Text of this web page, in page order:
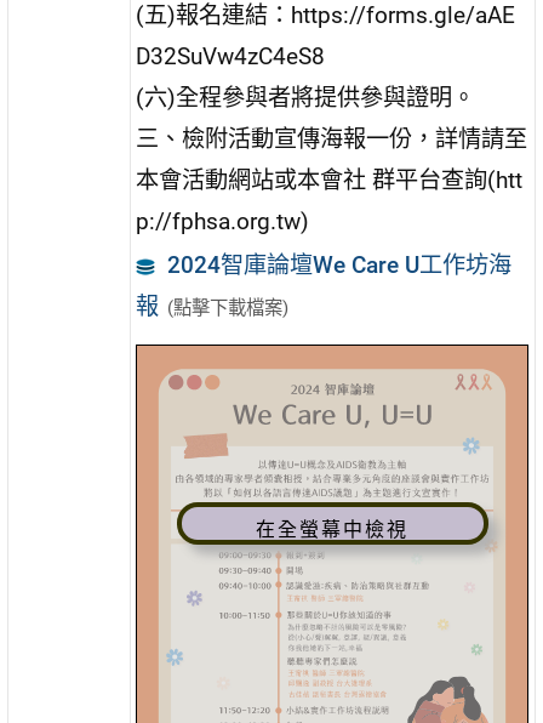
(五)報名連結：https://forms.gle/aAE
D32SuVw4zC4eS8
(六)全程參與者將提供參與證明。
三、檢附活動宣傳海報一份，詳情請至
本會活動網站或本會社 群平台查詢(htt
p://fphsa.org.tw)
2024智庫論壇We Care U工作坊海
報 (點擊下載檔案)
在全螢幕中檢視